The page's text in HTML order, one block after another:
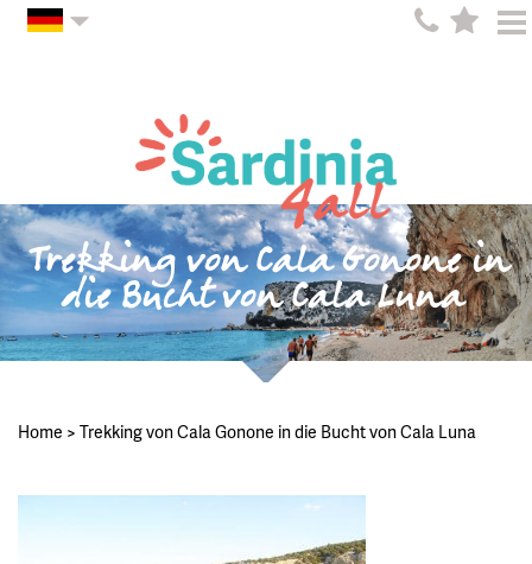
Trekking von Cala Gonone in
die Bucht von Cala Luna
Home > Trekking von Cala Gonone in die Bucht von Cala Luna